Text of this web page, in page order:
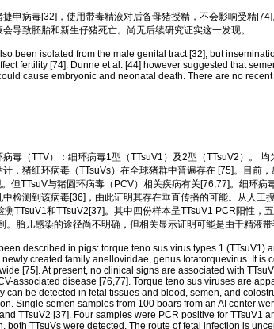
病毒[32]，使用带毒精液对后备母猪授精，不会影响受精[74]
导致胚胎和新生仔猪死亡。尚无后续研究证实这一发现。
been isolated from the male genital tract [32], but
fertility [74]. Dunne et al. [44] however suggested that
cause embryonic and neonatal death. There are no
（TTV）：细环病毒1型（TTsuV1）及2型（TTsuV2）。 均
，猪细环病毒（TTsuVs）在全球猪群中普遍存在 [75]。目前
。但TTsuV与猪圆环病毒（PCV）相关疾病有关[76,77]。细环病
检测到该病毒[36]，由此证明其存在垂直传播的可能。从人工
TTsuV1和TTsuV2[37]。其中四份样本呈TTsuV1 PCR阳性，
。胎儿感染的途径尚不明确，但相关显示证明可能是由于精液带
described in pigs: torque teno sus virus types 1 (TTsuV1)
created family anelloviridae, genus Iotatorquevirus. It is
[75]. At present, no clinical signs are associated with
associated disease [76,77]. Torque teno sus viruses are
can be detected in fetal tissues and blood, semen, and
Single semen samples from 100 boars from an AI center
TTsuV2 [37]. Four samples were PCR positive for TTsuV1
both TTsuVs were detected. The route of fetal infection is